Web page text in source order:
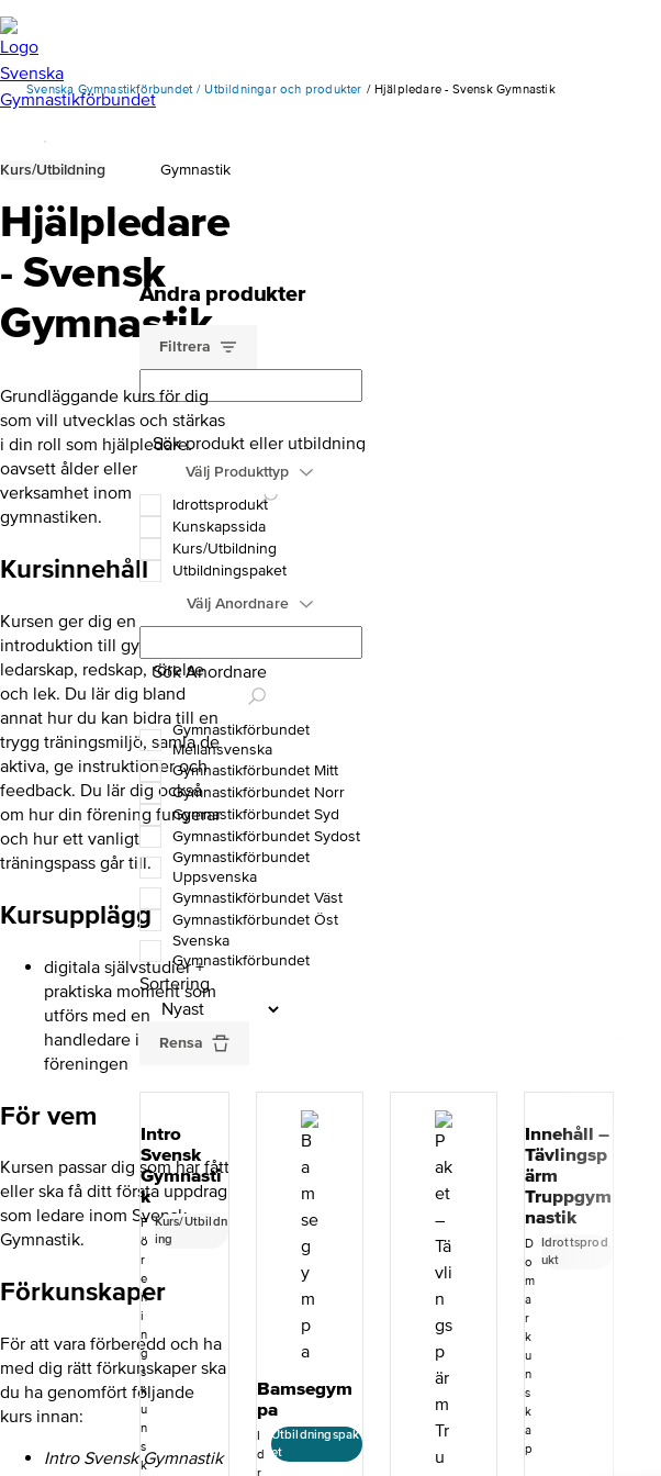
Svenska Gymnastikförbundet Utbildningar och produkter Hjälpledare - Svensk Gymnastik
Kurs/Utbildning Gymnastik
Hjälpledare
- Svensk
Gymnastik
Grundläggande kurs för dig
som vill utvecklas och stärkas
i din roll som hjälpledare,
oavsett ålder eller
verksamhet inom
gymnastiken.
Kursinnehåll
Kursen ger dig en
introduktion till gymnastikens
ledarskap, redskap, rörelse
och lek. Du lär dig bland
annat hur du kan bidra till en
trygg träningsmiljö, samla de
aktiva, ge instruktioner och
feedback. Du lär dig också
om hur din förening fungerar
och hur ett vanligt
träningspass går till.
Kursupplägg
digitala självstudier +
praktiska moment som
utförs med en
handledare i den egna
föreningen
För vem
Kursen passar dig som har fått
eller ska få ditt första uppdrag
som ledare inom Svensk
Gymnastik.
Förkunskaper
För att vara förberedd och ha
med dig rätt förkunskaper ska
du ha genomfört följande
kurs innan:
Intro Svensk Gymnastik
Andra produkter
Filtrera
Sök produkt eller utbildning
Välj Produkttyp
Idrottsprodukt
Kunskapssida
Kurs/Utbildning
Utbildningspaket
Välj Anordnare
Sök Anordnare
Gymnastikförbundet
Mellansvenska
Gymnastikförbundet Mitt
Gymnastikförbundet Norr
Gymnastikförbundet Syd
Gymnastikförbundet Sydost
Gymnastikförbundet
Uppsvenska
Gymnastikförbundet Väst
Gymnastikförbundet Öst
Svenska
Gymnastikförbundet
Sortering
Rensa
Intro
Svensk
Gymnasti
k
F
ö
r
e
n
i
n
g
s
k
u
n
s
k
Kurs/Utbildn
ing
Bamsegym
pa
I
d
Utbildningspak
et
Innehåll –
Tävlingsp
ärm
Truppgym
nastik
D
o
m
a
r
k
u
n
s
k
a
p
Idrottsprod
ukt